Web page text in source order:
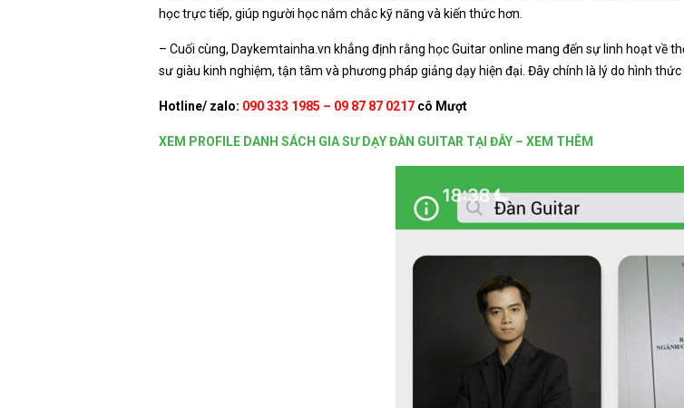
học trực tiếp, giúp người học nắm chắc kỹ năng và kiến thức hơn.
– Cuối cùng, Daykemtainha.vn khẳng định rằng học Guitar online mang đến sự linh hoạt về
sư giàu kinh nghiệm, tận tâm và phương pháp giảng dạy hiện đại. Đây chính là lý do hình
Hotline/ zalo: 090 333 1985 – 09 87 87 0217 cô Mượt
XEM PROFILE DANH SÁCH GIA SƯ DẠY ĐÀN GUITAR TẠI ĐÂY – XEM THÊM